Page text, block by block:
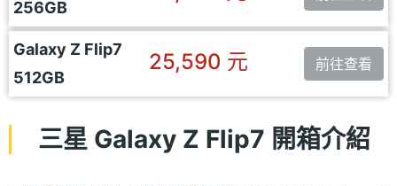
256GB
Galaxy Z Flip7
512GB
25,590 元 前往查看
三星 Galaxy Z Flip7 開箱介紹